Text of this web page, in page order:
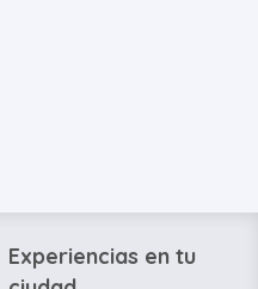
Experiencias en tu